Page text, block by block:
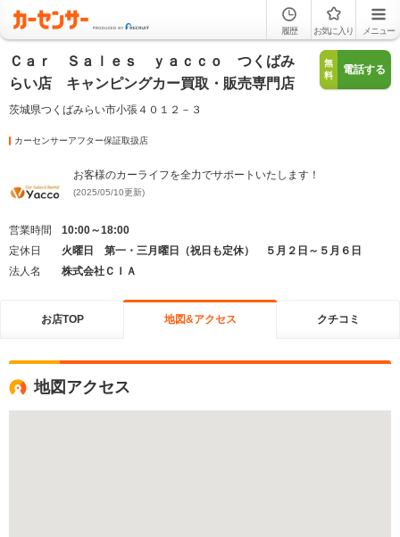
履歴 お気に入り メニュー
Ｃａｒ Ｓａｌｅｓ ｙａｃｃｏ つくばみ
らい店 キャンピングカー買取・販売専門店
茨城県つくばみらい市小張４０１２－３
無
料
電話する
カーセンサーアフター保証取扱店
お客様のカーライフを全力でサポートいたします！
(2025/05/10更新)
営業時間
10:00～18:00
定休日
火曜日 第一・三月曜日（祝日も定休） ５月２日～５月６日
法人名
株式会社ＣＩＡ
お店TOP 地図&アクセス クチコミ
地図アクセス